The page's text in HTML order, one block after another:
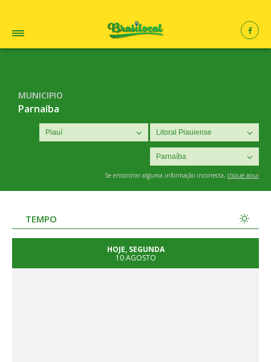
MUNICIPIO
Parnaíba
Se encontrar alguma informação incorrecta, clique aqui
TEMPO
HOJE, SEGUNDA
10 AGOSTO